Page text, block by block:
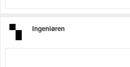
Ingeniøren